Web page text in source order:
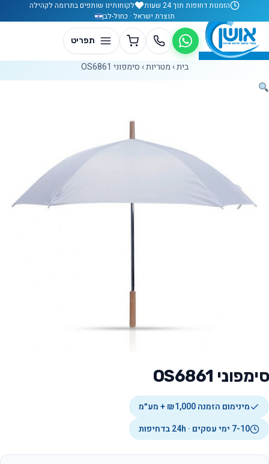
דלג לתוכןהזמנות דחופות תוך 24 שעות
לקוחותינו שותפים בתרומה לקהילה
תוצרת ישראל · כחול-לבן
בית› מטריות› סימפוני OS6861
סימפוני OS6861
מינימום הזמנה ₪1,000 + מע״מ
7-10 ימי עסקים · 24h בדחיפות